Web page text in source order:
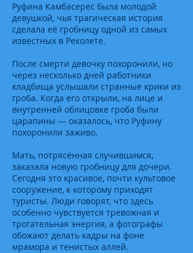
Руфина Камбасерес была молодой
девушкой, чья трагическая история
сделала её гробницу одной из самых
известных в Реколете.
После смерти девочку похоронили, но
через несколько дней работники
кладбища услышали странные крики из
гроба. Когда его открыли, на лице и
внутренней облицовке гроба были
царапины — оказалось, что Руфину
похоронили заживо.
Мать, потрясённая случившимся,
заказала новую гробницу для дочери.
Сегодня это красивое, почти культовое
сооружение, к которому приходят
туристы. Люди говорят, что здесь
особенно чувствуется тревожная и
трогательная энергия, а фотографы
обожают делать кадры на фоне
мрамора и тенистых аллей.